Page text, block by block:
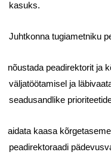
kasuks.
Juhtkonna tugiametniku
nõustada peadirektorit ja
väljatöötamisel ja
seadusandlike
aidata kaasa
peadirektoraadi